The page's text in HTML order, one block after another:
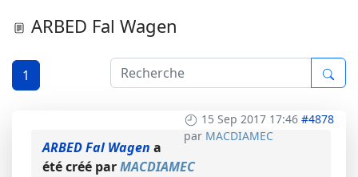
ARBED Fal Wagen
1
15 Sep 2017 17:46 #4878
par MACDIAMEC
ARBED Fal Wagen a
été créé parMACDIAMEC